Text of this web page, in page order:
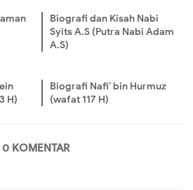
Biografi dan Kisah Nabi
Syits A.S (Putra Nabi Adam
A.S)
H)
Biografi Nafi’ bin Hurmuz
(wafat 117 H)
0 KOMENTAR